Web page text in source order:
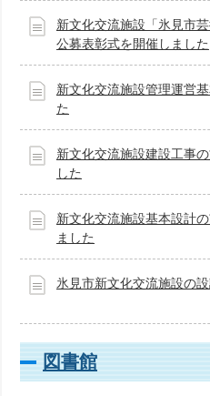
新文化交流施設「氷見市
公募表彰式を開催しました
新文化交流施設管理運営
た
新文化交流施設建設工事
した
新文化交流施設基本設計
ました
氷見市新文化交流施設の
図書館